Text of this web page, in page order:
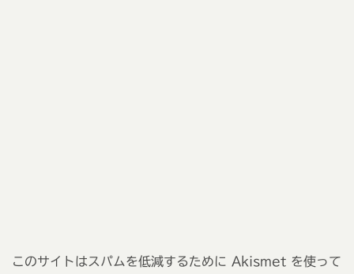
このサイトはスパムを低減するために Akismet を使って